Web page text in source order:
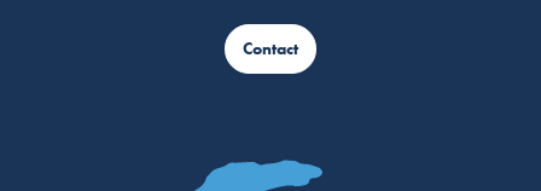
Contact